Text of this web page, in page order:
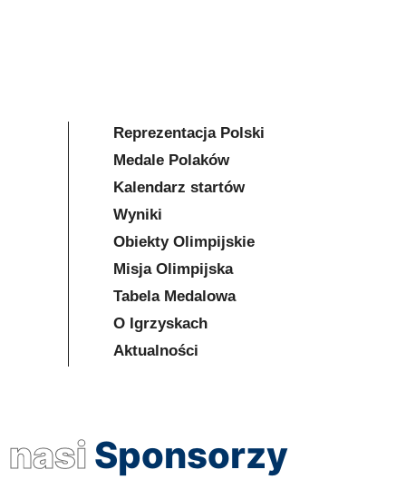
Reprezentacja Polski
Medale Polaków
Kalendarz startów
Wyniki
Obiekty Olimpijskie
Misja Olimpijska
Tabela Medalowa
O Igrzyskach
Aktualności
nasi Sponsorzy